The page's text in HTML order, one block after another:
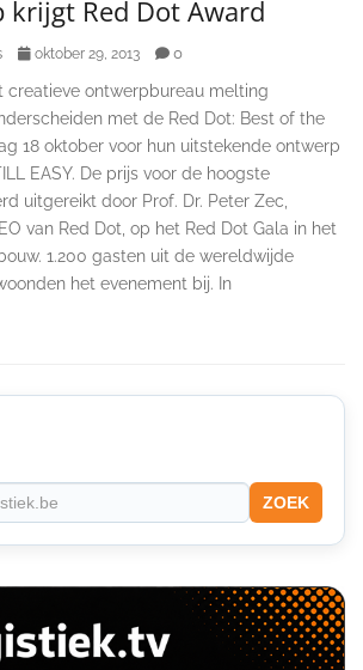
krijgt Red Dot Award
oktober 29, 2013 0
creatieve ontwerpbureau melting
met de Red Dot: Best of the
18 oktober voor hun uitstekende ontwerp
EASY. De prijs voor de hoogste
uitgereikt door Prof. Dr. Peter Zec,
van Red Dot, op het Red Dot Gala in het
1.200 gasten uit de wereldwijde
het evenement bij. In
ZOEK